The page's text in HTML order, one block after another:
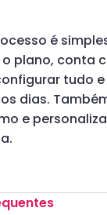
é
plano, conta
tudo
dias.
e